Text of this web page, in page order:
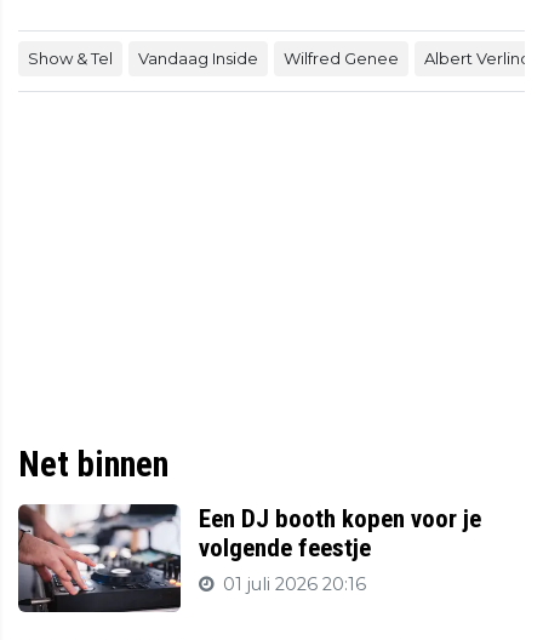
Show & Tel Vandaag Inside Wilfred Genee Albert Verlinde
Net binnen
Een DJ booth kopen voor je
volgende feestje
01 juli 2026 20:16